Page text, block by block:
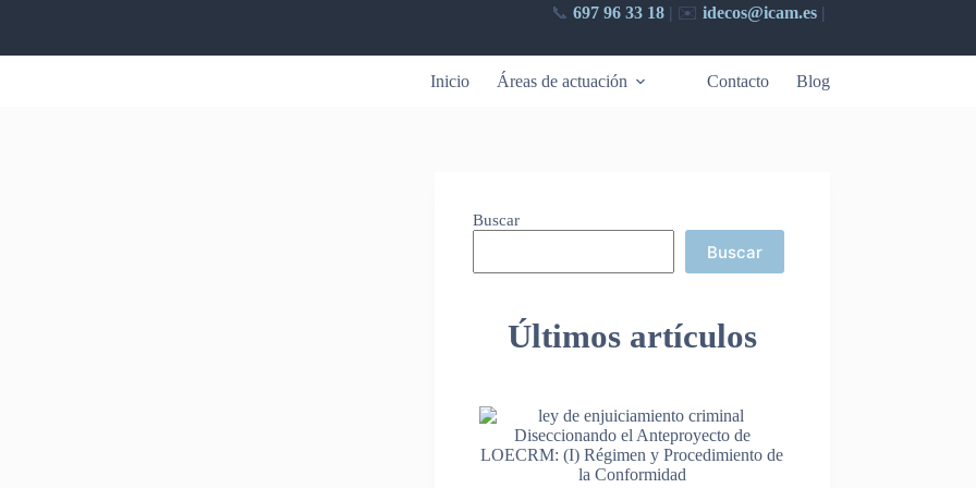
📞 697 96 33 18| ✉️​ idecos@icam.es|
Inicio Áreas de actuación Contacto Blog
Buscar
Buscar
Últimos artículos
Diseccionando el Anteproyecto de
LOECRM: (I) Régimen y Procedimiento de
la Conformidad